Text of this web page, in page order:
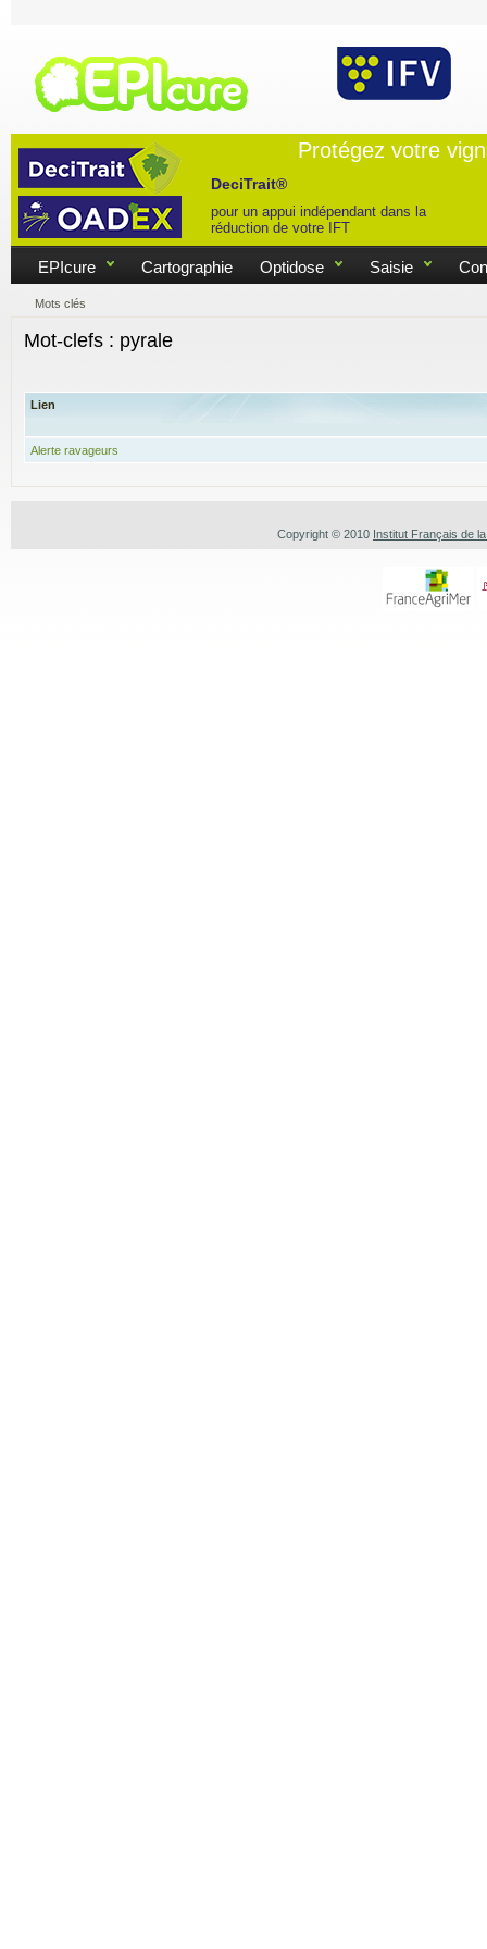
Protégez votre
DeciTrait®
pour un appui indépendant dans la
réduction de votre IFT
EPIcure Cartographie Optidose Saisie
Mots clés
Mot-clefs : pyrale
Lien
Alerte ravageurs
Copyright © 2010 Institut Français de